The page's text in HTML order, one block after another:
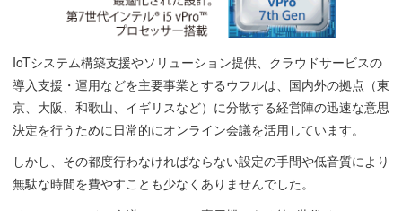
IoTシステム構築支援やソリューション提供、クラウドサービスの
導入支援・運用などを主要事業とするウフルは、国内外の拠点（東
京、大阪、和歌山、イギリスなど）に分散する経営陣の迅速な意思
決定を行うために日常的にオンライン会議を活用しています。
しかし、その都度行わなければならない設定の手間や低音質により
無駄な時間を費やすことも少なくありませんでした。